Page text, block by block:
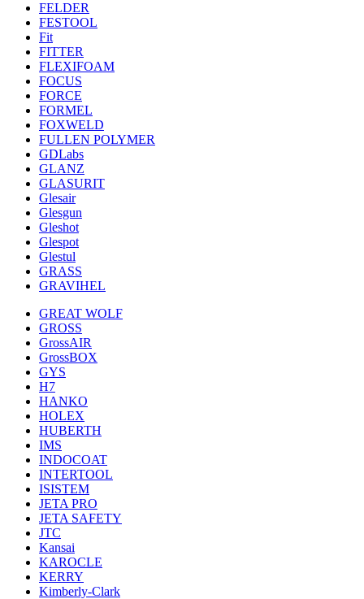
FELDER
FESTOOL
Fit
FITTER
FLEXIFOAM
FOCUS
FORCE
FORMEL
FOXWELD
FULLEN POLYMER
GDLabs
GLANZ
GLASURIT
Glesair
Glesgun
Gleshot
Glespot
Glestul
GRASS
GRAVIHEL
GREAT WOLF
GROSS
GrossAIR
GrossBOX
GYS
H7
HANKO
HOLEX
HUBERTH
IMS
INDOCOAT
INTERTOOL
ISISTEM
JETA PRO
JETA SAFETY
JTC
Kansai
KAROCLE
KERRY
Kimberly-Clark